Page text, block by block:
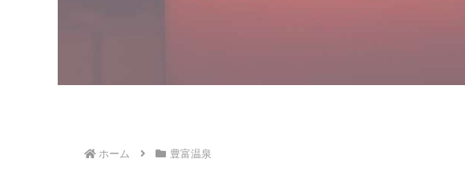
ホーム 豊富温泉